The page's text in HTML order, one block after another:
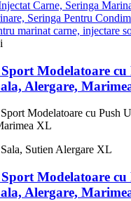
marinat carne, injectare
Modelatoare cu
Alergare,
Modelatoare cu
Alergare,